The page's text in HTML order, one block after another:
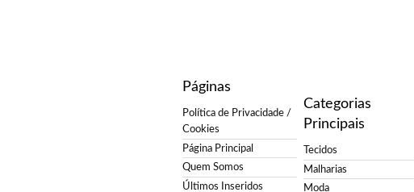
Páginas
Política de Privacidade /
Cookies
Página Principal
Quem Somos
Últimos Inseridos
Categorias
Principais
Tecidos
Malharias
Moda